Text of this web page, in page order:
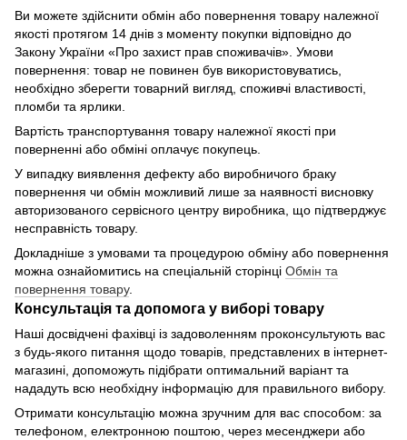
Ви можете здійснити обмін або повернення товару належної
якості протягом 14 днів з моменту покупки відповідно до
Закону України «Про захист прав споживачів». Умови
повернення: товар не повинен був використовуватись,
необхідно зберегти товарний вигляд, споживчі властивості,
пломби та ярлики.
Вартість транспортування товару належної якості при
поверненні або обміні оплачує покупець.
У випадку виявлення дефекту або виробничого браку
повернення чи обмін можливий лише за наявності висновку
авторизованого сервісного центру виробника, що підтверджує
несправність товару.
Докладніше з умовами та процедурою обміну або повернення
можна ознайомитись на спеціальній сторінці Обмін та
повернення товару.
Консультація та допомога у виборі товару
Наші досвідчені фахівці із задоволенням проконсультують вас
з будь-якого питання щодо товарів, представлених в інтернет-
магазині, допоможуть підібрати оптимальний варіант та
нададуть всю необхідну інформацію для правильного вибору.
Отримати консультацію можна зручним для вас способом: за
телефоном, електронною поштою, через месенджери або